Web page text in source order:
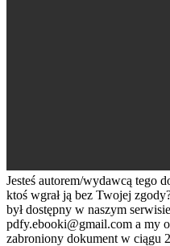
Jesteś autorem/wydawcą tego
ktoś wgrał ją bez Twojej
był dostępny w naszym
pdfy.ebooki@gmail.com a my
zabroniony dokument w ciągu